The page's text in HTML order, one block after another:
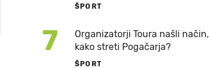
ŠPORT
7
Organizatorji Toura našli način,
kako streti Pogačarja?
ŠPORT